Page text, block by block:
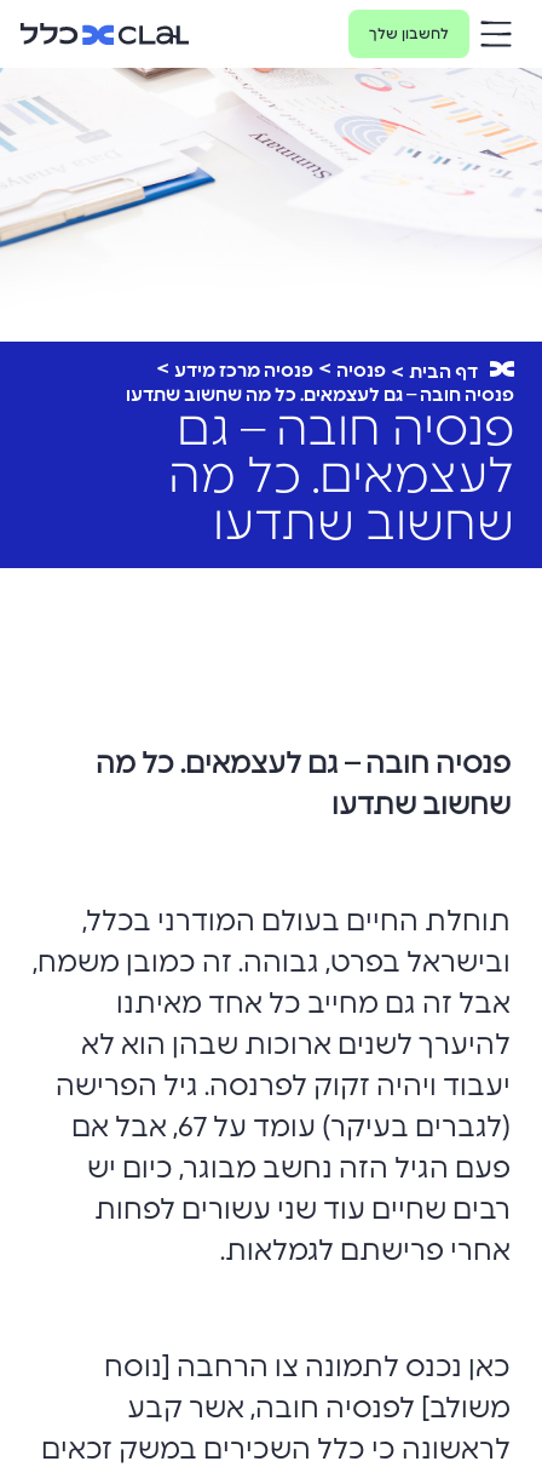
לחשבון שלך
דף הבית פנסיה
פנסיה מרכז מידע
פנסיה חובה – גם לעצמאים. כל מה שחשוב שתדעו
פנסיה חובה – גם
לעצמאים. כל מה
שחשוב שתדעו
פנסיה חובה – גם לעצמאים. כל מה
שחשוב שתדעו
תוחלת החיים בעולם המודרני בכלל,
ובישראל בפרט, גבוהה. זה כמובן משמח,
אבל זה גם מחייב כל אחד מאיתנו
להיערך לשנים ארוכות שבהן הוא לא
יעבוד ויהיה זקוק לפרנסה. גיל הפרישה
(לגברים בעיקר) עומד על 67, אבל אם
פעם הגיל הזה נחשב מבוגר, כיום יש
רבים שחיים עוד שני עשורים לפחות
אחרי פרישתם לגמלאות.
כאן נכנס לתמונה צו הרחבה [נוסח
משולב] לפנסיה חובה, אשר קבע
לראשונה כי כלל השכירים במשק זכאים